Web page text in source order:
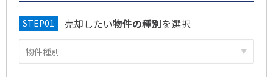
売却したい物件の種別を選択